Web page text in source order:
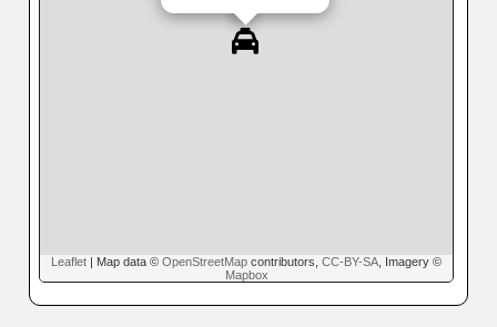
Leaflet | Map data © OpenStreetMap contributors, CC-BY-SA , Imagery ©
Mapbox